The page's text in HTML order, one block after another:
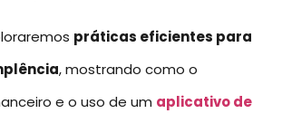
práticas eficientes para
, mostrando como o
e o uso de um aplicativo de